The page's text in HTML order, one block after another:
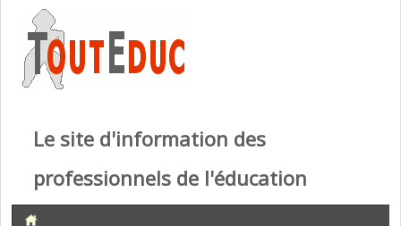
Le site d'information des
professionnels de l'éducation